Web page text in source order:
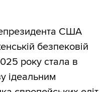
США
безпековій
року стала в
ідеальним